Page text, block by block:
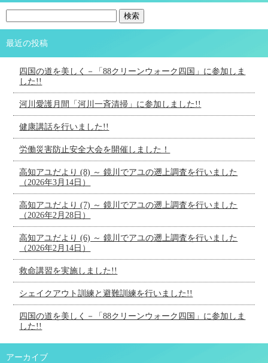
最近の投稿
四国の道を美しく－「88クリーンウォーク四国」に参加しま
した!!
河川愛護月間「河川一斉清掃」に参加しました!!
健康講話を行いました!!
労働災害防止安全大会を開催しました！
高知アユだより (8) ～ 鏡川でアユの遡上調査を行いました
（2026年3月14日）
高知アユだより (7) ～ 鏡川でアユの遡上調査を行いました
（2026年2月28日）
高知アユだより (6) ～ 鏡川でアユの遡上調査を行いました
（2026年2月14日）
救命講習を実施しました!!
シェイクアウト訓練と避難訓練を行いました!!
四国の道を美しく－「88クリーンウォーク四国」に参加しま
した!!
アーカイブ